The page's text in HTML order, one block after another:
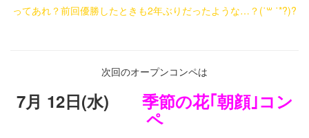
ってあれ？前回優勝したときも2年ぶりだったような…？ (˙꒳ ˙*?)?
次回のオープンコンペは
7月 12日(水) 季節の花｢朝顔｣コン
ペ